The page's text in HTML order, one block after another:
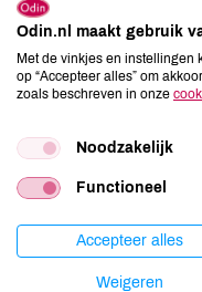
Ei
Gluten
Lactose
Lupine
Noten
Schaaldieren
Odin.nl maakt gebruik
Met de vinkjes en instellingen
op “Accepteer alles” om
zoals beschreven in onze
Noodzakelijk
Functioneel
Accepteer alles
Weigeren